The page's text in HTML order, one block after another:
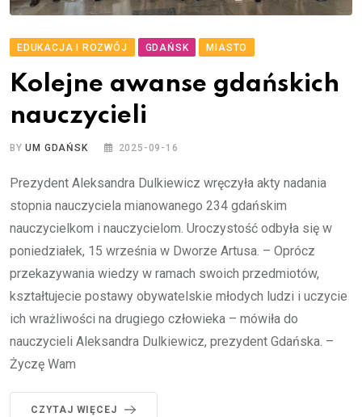
EDUKACJA I ROZWÓJ GDAŃSK MIASTO
Kolejne awanse gdańskich
nauczycieli
BYUM GDAŃSK 2025-09-16
Prezydent Aleksandra Dulkiewicz wręczyła akty nadania
stopnia nauczyciela mianowanego 234 gdańskim
nauczycielkom i nauczycielom. Uroczystość odbyła się w
poniedziałek, 15 września w Dworze Artusa. – Oprócz
przekazywania wiedzy w ramach swoich przedmiotów,
kształtujecie postawy obywatelskie młodych ludzi i uczycie
ich wrażliwości na drugiego człowieka – mówiła do
nauczycieli Aleksandra Dulkiewicz, prezydent Gdańska. –
Życzę Wam
CZYTAJ WIĘCEJ